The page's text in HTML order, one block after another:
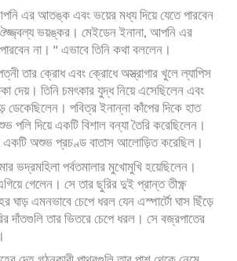
এর আতঙ্ক এবং ভয়ের মধ্য দিয়ে যেতে পারবেন
ঔজ্জ্বল্য ভয়ঙ্কর। মেইডেন ইনানা, আপনি এর
না। " এভাবে তিনি কথা বললেন।
তার ক্রোধ এবং ক্রোধে অস্ত্রাগার খুলে ল্যাপিস
দেয়। তিনি চমৎকার যুদ্ধ নিয়ে এসেছিলেন এবং
ডেকেছিলেন। পবিত্র ইনান্না কাঁপের দিকে হাত
পলি দিয়ে একটি বিশাল বন্যা তৈরি করেছিলেন।
একটি অশুভ প্রচণ্ড বাতাস আলোড়িত করেছিল।
ভদ্রমহিলা পর্বতমালার মুখোমুখি হয়েছিলেন।
গেলেন। সে তার ছুরির দুই প্রান্ত তীক্ষ্ণ
ঘাড় এমনভাবে চেপে ধরল যেন এস্পার্টো ঘাস ছিঁড়ে
দাঁতগুলি তার ভিতরে চেপে ধরল। সে বজ্রপাতের